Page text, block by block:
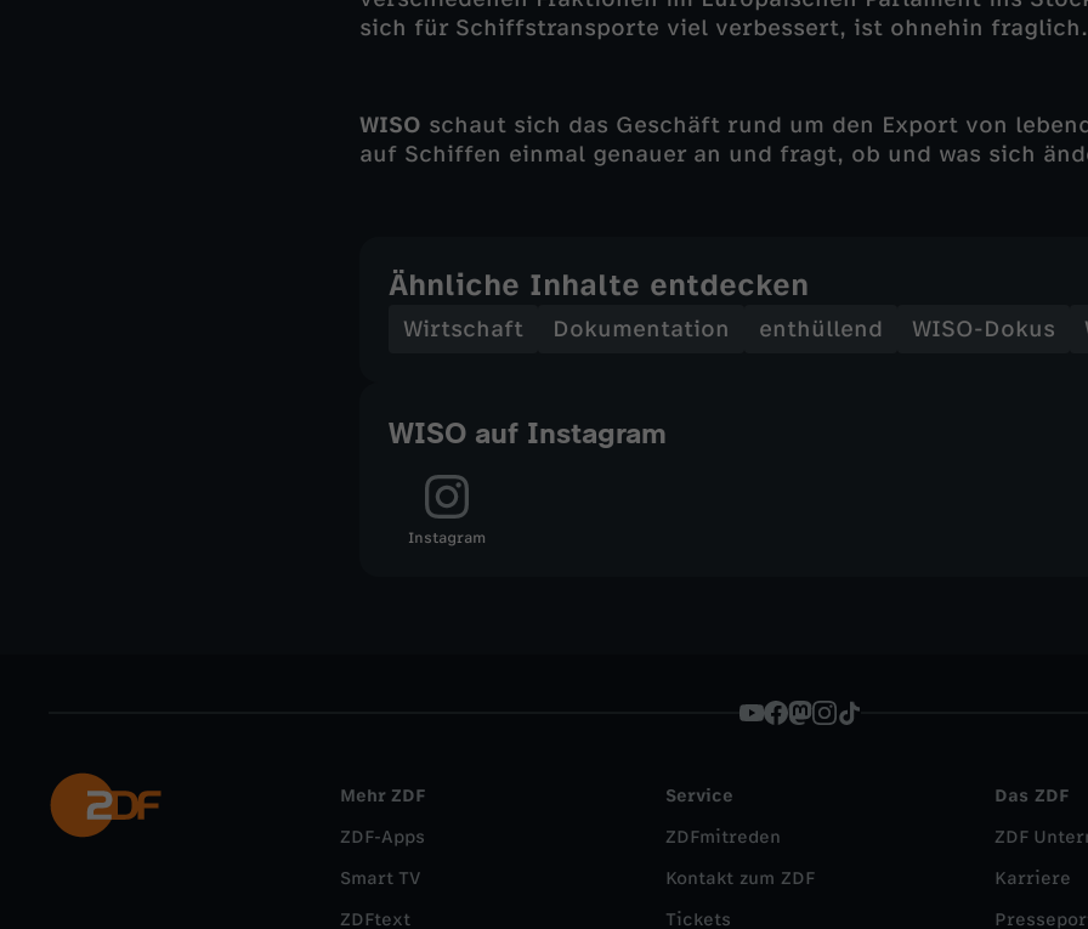
sich für Schiffstransporte viel verbessert, ist ohnehin fraglich.
WISO schaut sich das Geschäft rund um den Export von
auf Schiffen einmal genauer an und fragt, ob und was sich
Ähnliche Inhalte entdecken
Wirtschaft Dokumentation enthüllend WISO-Dokus
WISO auf Instagram
Instagram
Mehr ZDF
ZDF-Apps
Smart TV
ZDFtext
Service
ZDFmitreden
Kontakt zum ZDF
Tickets
Das ZDF
ZDF
Karriere